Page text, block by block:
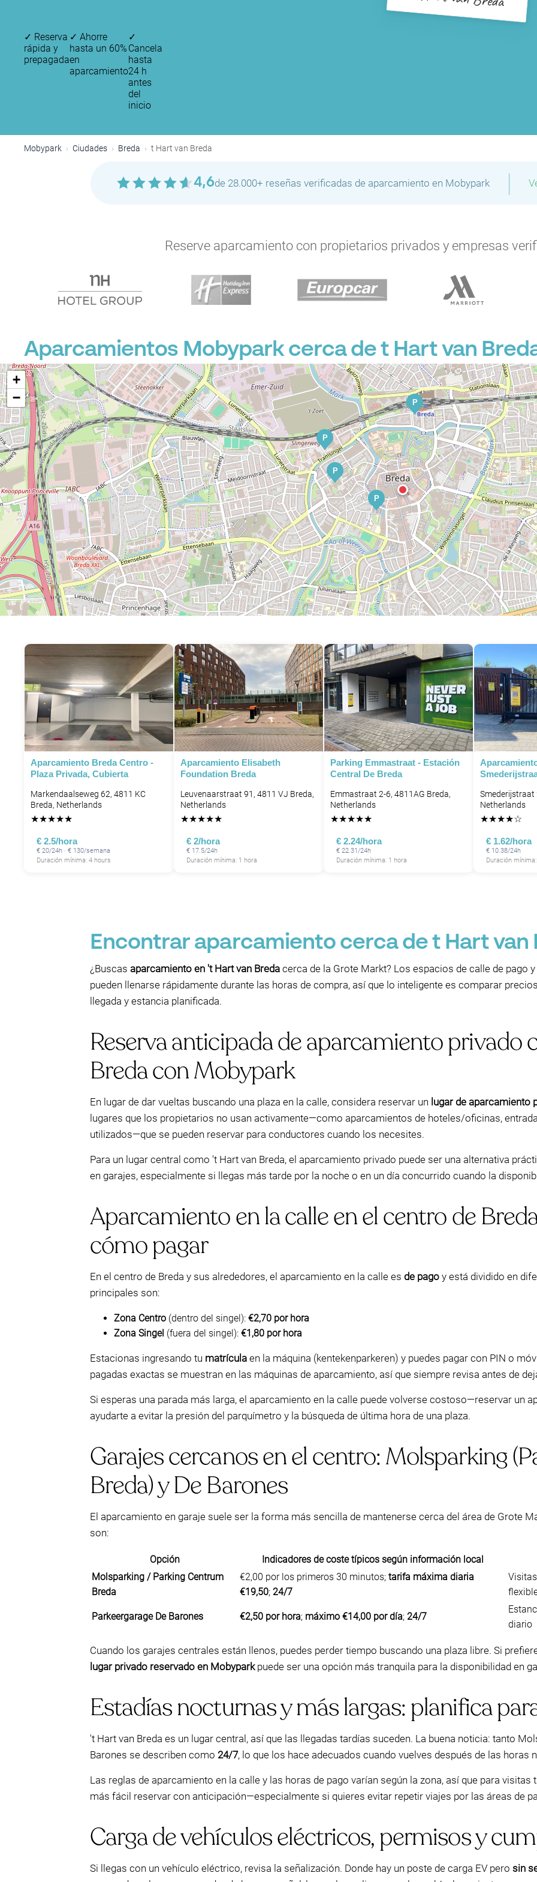
✓ Reserva
rápida y
prepagada
✓ Ahorre
hasta un 60%
en
aparcamiento
✓
Cancela
hasta
24 h
antes
del
inicio
Mobypark Ciudades Breda t Hart van Breda
4,6de 28.000+ reseñas verificadas de aparcamiento en Mobypark |
Reserve aparcamiento con propietarios privados y empresas
Aparcamientos Mobypark cerca de t Hart van
P
P
P
P
+
−
Aparcamiento Breda Centro -
Plaza Privada, Cubierta
Markendaalseweg 62, 4811 KC
Breda, Netherlands
★★★★★
€ 2.5/hora
€ 20/24h · € 130/semana
Duración mínima: 4 hours
Aparcamiento Elisabeth
Foundation Breda
Leuvenaarstraat 91, 4811 VJ Breda,
Netherlands
★★★★★
€ 2/hora
€ 17.5/24h
Duración mínima: 1 hora
Parking Emmastraat - Estación
Central De Breda
Emmastraat 2-6, 4811AG Breda,
Netherlands
★★★★★
€ 2.24/hora
€ 22.31/24h
Duración mínima: 1 hora
Smederijstraat
Netherlands
★★★★☆
€ 1.62/hora
€ 10.38/24h
Duración
Encontrar aparcamiento cerca de t Hart van
¿Buscas aparcamiento en 't Hart van Breda cerca de la Grote Markt? Los espacios de calle de pago
pueden llenarse rápidamente durante las horas de compra, así que lo inteligente es comparar
llegada y estancia planificada.
Reserva anticipada de aparcamiento privado
Breda con Mobypark
En lugar de dar vueltas buscando una plaza en la calle, considera reservar un lugar de aparcamiento
lugares que los propietarios no usan activamente—como aparcamientos de hoteles/oficinas,
utilizados—que se pueden reservar para conductores cuando los necesites.
Para un lugar central como 't Hart van Breda, el aparcamiento privado puede ser una alternativa
en garajes, especialmente si llegas más tarde por la noche o en un día concurrido cuando la
Aparcamiento en la calle en el centro de
cómo pagar
En el centro de Breda y sus alrededores, el aparcamiento en la calle es de pago y está dividido en
principales son:
Zona Centro (dentro del singel): €2,70 por hora
Zona Singel (fuera del singel): €1,80 por hora
Estacionas ingresando tu matrícula en la máquina (kentekenparkeren) y puedes pagar con PIN o
pagadas exactas se muestran en las máquinas de aparcamiento, así que siempre revisa antes de
Si esperas una parada más larga, el aparcamiento en la calle puede volverse costoso—reservar un
ayudarte a evitar la presión del parquímetro y la búsqueda de última hora de una plaza.
Garajes cercanos en el centro: Molsparking
Breda) y De Barones
El aparcamiento en garaje suele ser la forma más sencilla de mantenerse cerca del área de Grote
son:
Opción
Indicadores de coste típicos según información local
Molsparking / Parking Centrum
Breda
€2,00 por los primeros 30 minutos; tarifa máxima diaria
€19,50; 24/7
Parkeergarage De Barones €2,50 por hora; máximo €14,00 por día; 24/7
diario
Cuando los garajes centrales están llenos, puedes perder tiempo buscando una plaza libre. Si
lugar privado reservado en Mobyparkpuede ser una opción más tranquila para la disponibilidad en
Estadías nocturnas y más largas: planifica
't Hart van Breda es un lugar central, así que las llegadas tardías suceden. La buena noticia: tanto
Barones se describen como 24/7, lo que los hace adecuados cuando vuelves después de las horas
Las reglas de aparcamiento en la calle y las horas de pago varían según la zona, así que para
más fácil reservar con anticipación—especialmente si quieres evitar repetir viajes por las áreas de
Carga de vehículos eléctricos, permisos y
Si llegas con un vehículo eléctrico, revisa la señalización. Donde hay un poste de carga EV pero sin